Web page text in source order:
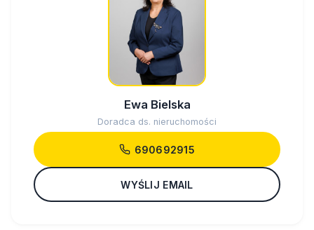
Ewa Bielska
Doradca ds. nieruchomości
690692915
WYŚLIJ EMAIL